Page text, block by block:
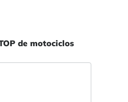
de motociclos